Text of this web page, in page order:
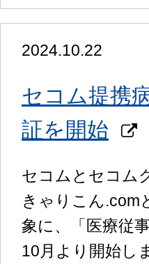
2024.10.22
セコム提携
証を開始
セコムとセコム
きゃりこん.com
象に、「医療従
10月より開始し